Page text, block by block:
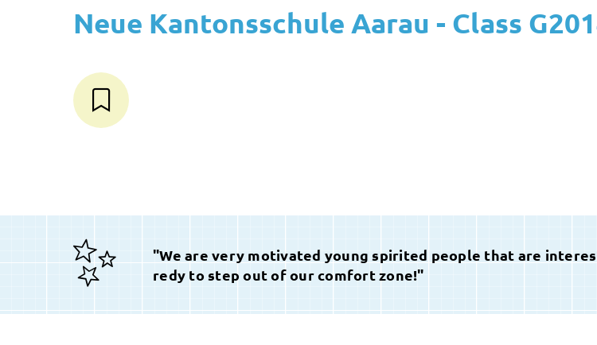
Neue Kantonsschule Aarau - Class
"We are very motivated young spirited people that are
redy to step out of our comfort zone!"